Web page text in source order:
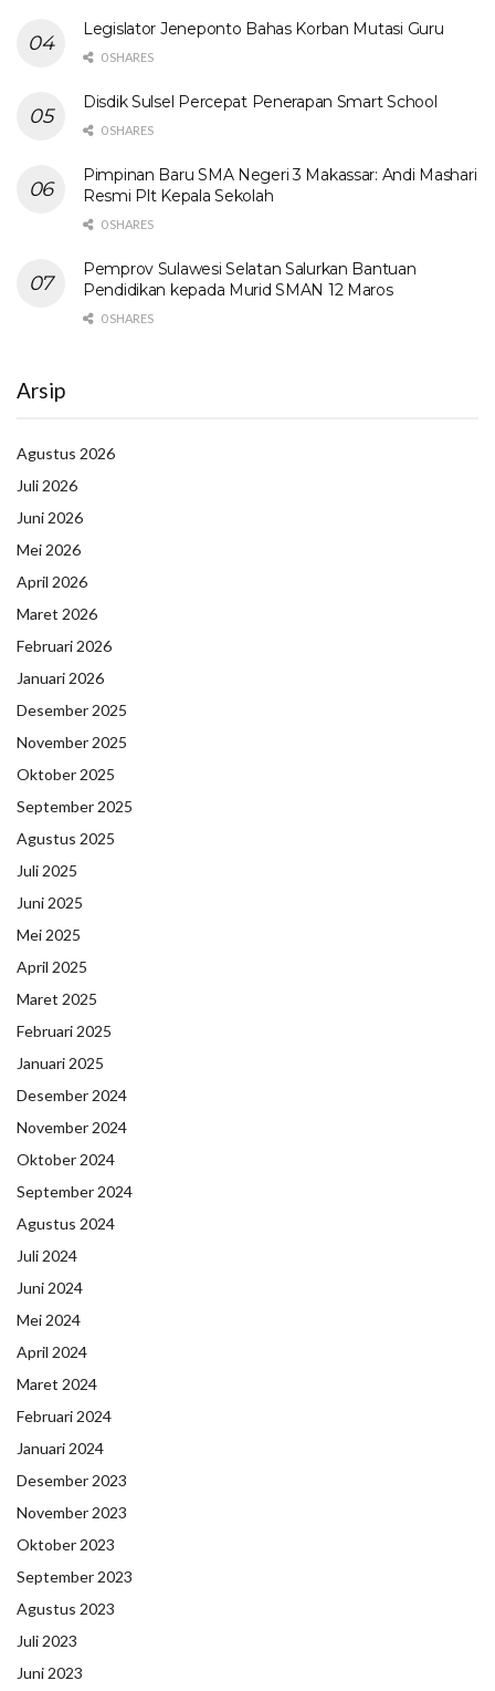
Legislator Jeneponto Bahas Korban Mutasi Guru
0 SHARES
Disdik Sulsel Percepat Penerapan Smart School
0 SHARES
Pimpinan Baru SMA Negeri 3 Makassar: Andi Mashari
Resmi Plt Kepala Sekolah
0 SHARES
Pemprov Sulawesi Selatan Salurkan Bantuan
Pendidikan kepada Murid SMAN 12 Maros
0 SHARES
Arsip
Agustus 2026
Juli 2026
Juni 2026
Mei 2026
April 2026
Maret 2026
Februari 2026
Januari 2026
Desember 2025
November 2025
Oktober 2025
September 2025
Agustus 2025
Juli 2025
Juni 2025
Mei 2025
April 2025
Maret 2025
Februari 2025
Januari 2025
Desember 2024
November 2024
Oktober 2024
September 2024
Agustus 2024
Juli 2024
Juni 2024
Mei 2024
April 2024
Maret 2024
Februari 2024
Januari 2024
Desember 2023
November 2023
Oktober 2023
September 2023
Agustus 2023
Juli 2023
Juni 2023